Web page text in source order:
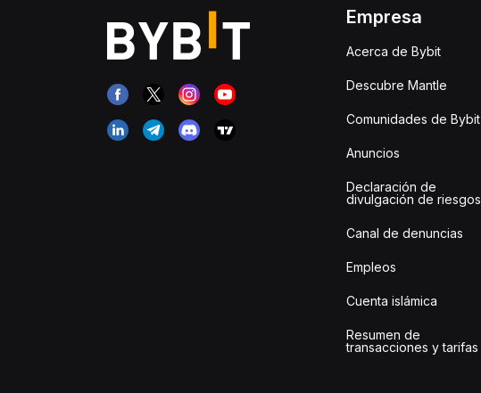
Empresa
Acerca de Bybit
Descubre Mantle
Comunidades de Bybit
Anuncios
Declaración de
divulgación de riesgos
Canal de denuncias
Empleos
Cuenta islámica
Resumen de
transacciones y tarifas